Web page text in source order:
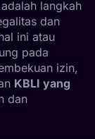
adalah langkah
dan
ini atau
pada
izin,
KBLI yang
dan